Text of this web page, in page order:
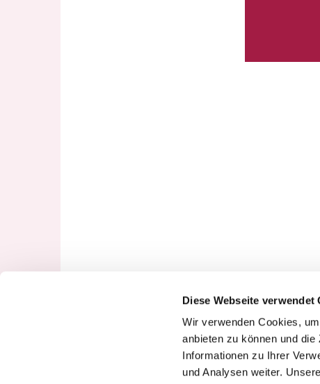
Diese Webseite verwendet
Wir verwenden Cookies,
anbieten zu können und
Informationen zu Ihrer
und Analysen weiter.